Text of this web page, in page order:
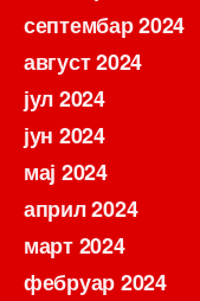
септембар 2024
август 2024
јул 2024
јун 2024
мај 2024
април 2024
март 2024
фебруар 2024